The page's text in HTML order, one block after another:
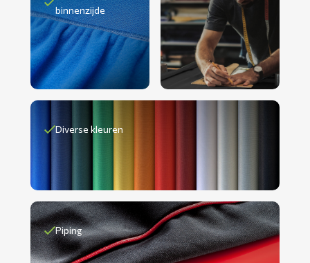
binnenzijde
Diverse kleuren
Piping